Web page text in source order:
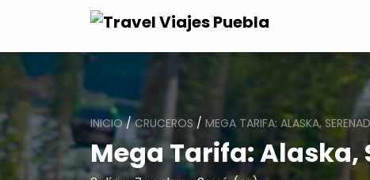
INICIO/CRUCEROS/ MEGA TARIFA: ALASKA,
Mega Tarifa: Alaska,